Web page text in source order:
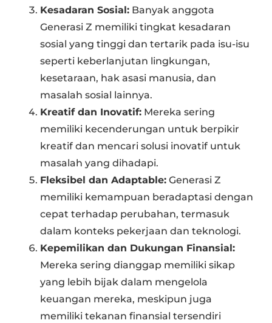
Kesadaran Sosial: Banyak anggota
Generasi Z memiliki tingkat kesadaran
sosial yang tinggi dan tertarik pada isu-isu
seperti keberlanjutan lingkungan,
kesetaraan, hak asasi manusia, dan
masalah sosial lainnya.
Kreatif dan Inovatif: Mereka sering
memiliki kecenderungan untuk berpikir
kreatif dan mencari solusi inovatif untuk
masalah yang dihadapi.
Fleksibel dan Adaptable: Generasi Z
memiliki kemampuan beradaptasi dengan
cepat terhadap perubahan, termasuk
dalam konteks pekerjaan dan teknologi.
Kepemilikan dan Dukungan Finansial:
Mereka sering dianggap memiliki sikap
yang lebih bijak dalam mengelola
keuangan mereka, meskipun juga
memiliki tekanan finansial tersendiri